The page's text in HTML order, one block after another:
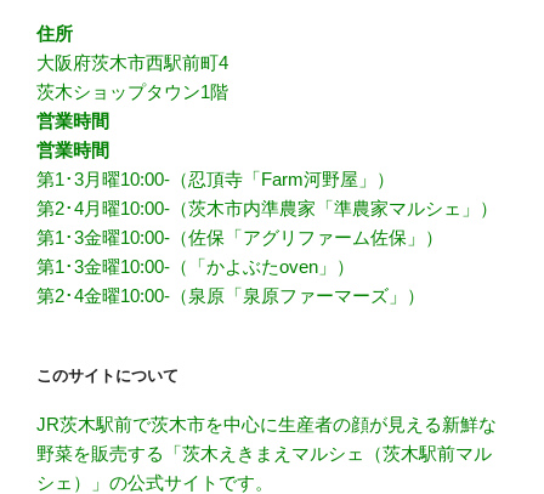
住所
大阪府茨木市西駅前町4
茨木ショップタウン1階
営業時間
営業時間
第1･3月曜10:00-（忍頂寺「Farm河野屋」）
第2･4月曜10:00-（茨木市内準農家「準農家マルシェ」）
第1･3金曜10:00-（佐保「アグリファーム佐保」）
第1･3金曜10:00-（「かよぶたoven」）
第2･4金曜10:00-（泉原「泉原ファーマーズ」）
このサイトについて
JR茨木駅前で茨木市を中心に生産者の顔が見える新鮮な
野菜を販売する「茨木えきまえマルシェ（茨木駅前マル
シェ）」の公式サイトです。